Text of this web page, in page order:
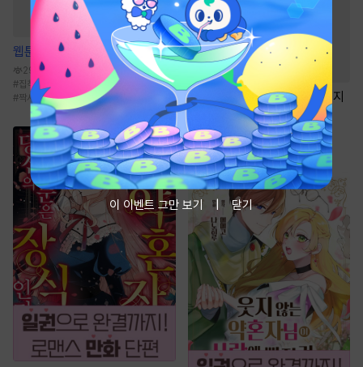
웹툰 모두에게 친절한 너는 왜
29.4만
#집착공 # 달달물 #
학원/캠퍼스
#짝사랑 웹툰 떡 한 번 치면 안 잡아먹지
#절륜남 #동양풍 #계략남
#로맨스
이 이벤트 그만 보기 닫기